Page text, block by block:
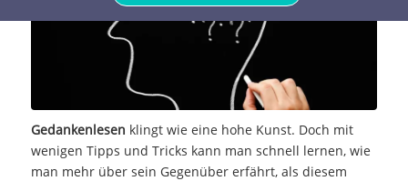
Gedankenlesen klingt wie eine hohe Kunst. Doch mit
wenigen Tipps und Tricks kann man schnell lernen, wie
man mehr über sein Gegenüber erfährt, als diesem